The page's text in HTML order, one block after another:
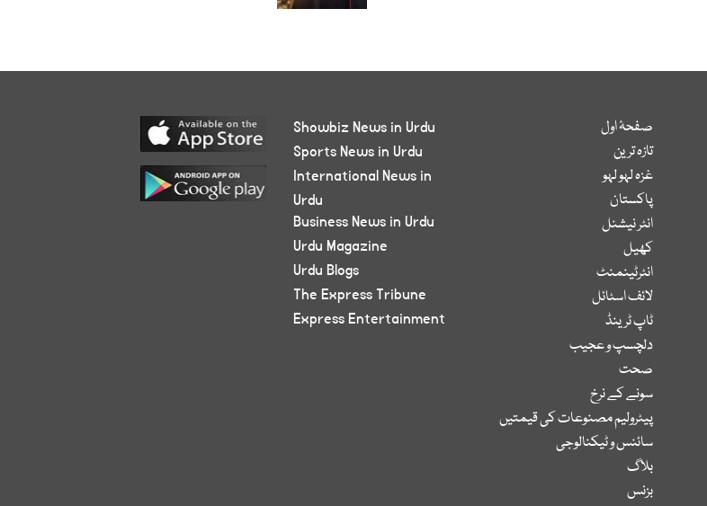
صفحۂ اول
تازہ ترین
غزہ لہو لہو
پاکستان
انٹر نیشنل
کھیل
انٹرٹینمنٹ
لائف اسٹائل
ٹاپ ٹرینڈ
دلچسپ و عجیب
صحت
سونے کے نرخ
پیٹرولیم مصنوعات کی قیمتیں
سائنس و ٹیکنالوجی
بلاگ
بزنس
Showbiz News in Urdu
Sports News in Urdu
International News in
Urdu
Business News in Urdu
Urdu Magazine
Urdu Blogs
The Express Tribune
Express Entertainment